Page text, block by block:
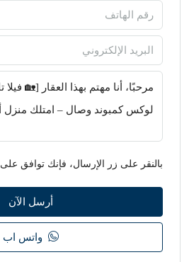
بالنقر على زر الإرسال، فإنك توافق على
أرسل الآن
واتس اب